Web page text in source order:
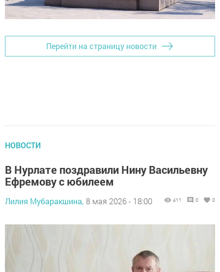
Перейти на страницу новости
НОВОСТИ
В Нурлате поздравили Нину Васильевну
Ефремову с юбилеем
Лилия Мубаракшина, 8 мая 2026 - 18:00 411 0 0